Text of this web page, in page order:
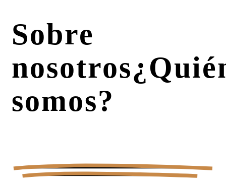
Sobre
nosotros
somos?